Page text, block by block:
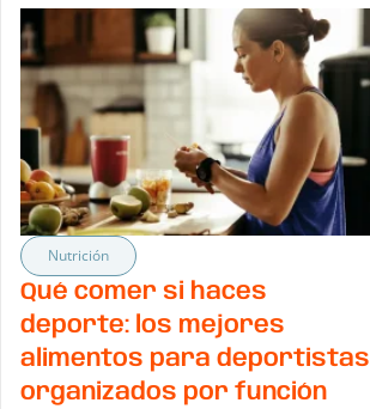
Nutrición
Qué comer si haces
deporte: los mejores
alimentos para deportistas
organizados por función